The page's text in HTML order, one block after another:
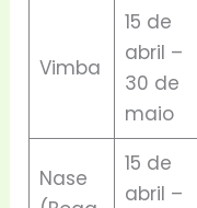
Vimba
15 de
abril –
30 de
maio
Nase
15 de
abril –